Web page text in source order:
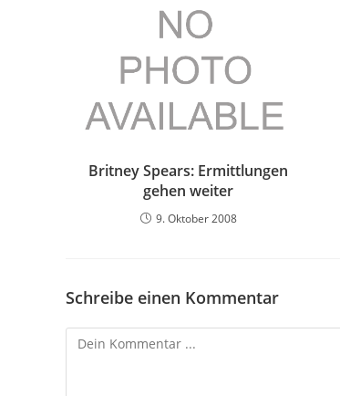
Britney Spears: Ermittlungen
gehen weiter
9. Oktober 2008
Schreibe einen Kommentar
Kommentieren